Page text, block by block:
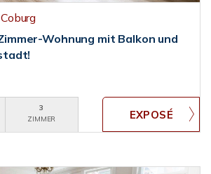
Wohnung mit Balkon und
3
ZIMMER